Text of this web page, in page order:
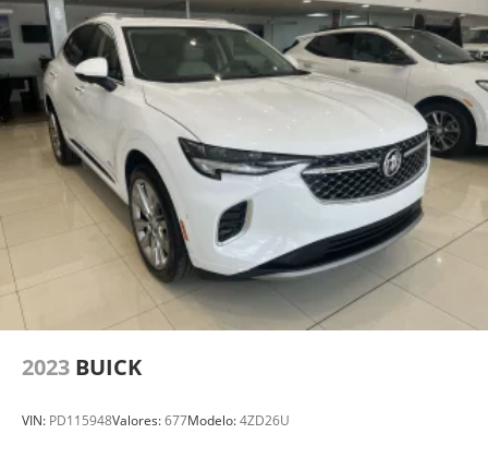
2023 BUICK
VIN: PD115948Valores:677Modelo:4ZD26U